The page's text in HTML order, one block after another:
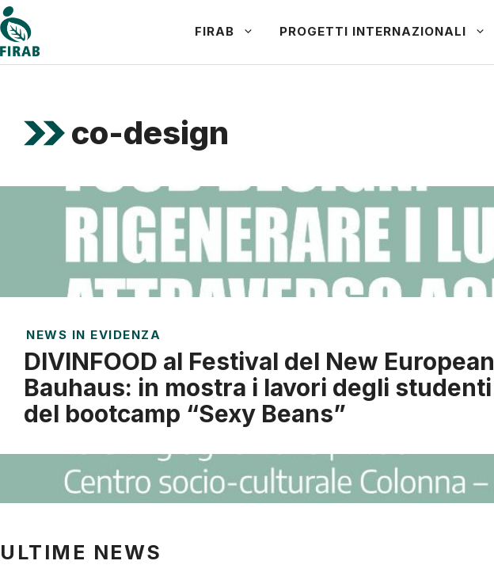
Vai
al
contenuto
FIRAB PROGETTI INTERNAZIONALI
co-design
NEWS IN EVIDENZA
DIVINFOOD al Festival del New European
Bauhaus: in mostra i lavori degli studenti
del bootcamp “Sexy Beans”
ULTIME NEWS